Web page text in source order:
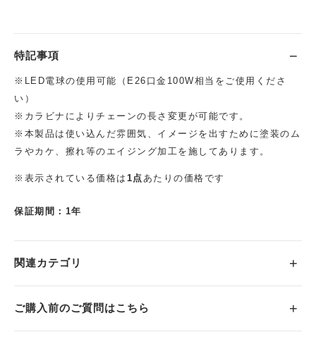
特記事項
※LED電球の使用可能（E26口金100W相当をご使用くださ
い）
※カラビナによりチェーンの長さ変更が可能です。
※本製品は使い込んだ雰囲気、イメージを出すために塗装のム
ラやカケ、擦れ等のエイジング加工を施してあります。
※表示されている価格は 1点あたりの価格です
保証期間：1年
関連カテゴリ
ご購入前のご質問はこちら